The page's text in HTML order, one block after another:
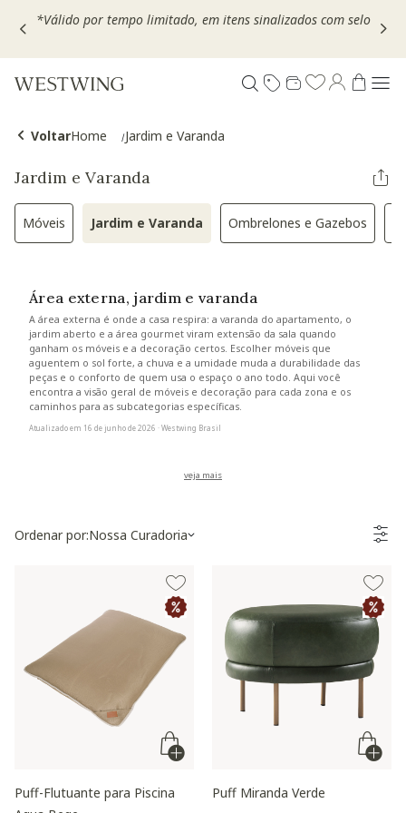
Escolha seu VOUCHER e ganhe até 30% OFF*: useMOVEL30,
VoltarHome Jardim e Varanda
Jardim e Varanda
MóveisRefinar por Categoria: Móveis
Jardim e VarandaSelected Atualmente refinado por
Ombrelones e Gazebos
Refinar por
Área externa, jardim e varanda
A área externa é onde a casa respira: a varanda do apartamento, o
jardim aberto e a área gourmet viram extensão da sala quando
ganham os móveis e a decoração certos. Escolher móveis que
aguentem o sol forte, a chuva e a umidade muda a durabilidade das
peças e o conforto de quem usa o espaço o ano todo. Aqui você
encontra a visão geral de móveis e decoração para cada zona e os
caminhos para as subcategorias específicas.
Atualizado em 16 de junho de 2026 · Westwing Brasil
Ordenar por:Nossa Curadoria
Puff-Flutuante para Piscina
Puff Miranda Verde